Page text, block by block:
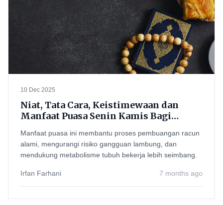
10 Dec 2025
Niat, Tata Cara, Keistimewaan dan
Manfaat Puasa Senin Kamis Bagi
Manfaat puasa ini membantu proses pembuangan racun
alami, mengurangi risiko gangguan lambung, dan
mendukung metabolisme tubuh bekerja lebih seimbang.
Irfan Farhani 7 months ago